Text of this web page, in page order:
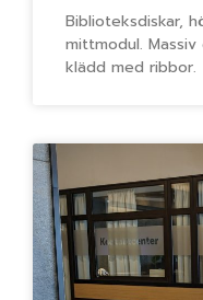
Biblioteksdiskar,
mittmodul.
klädd med ribbor.